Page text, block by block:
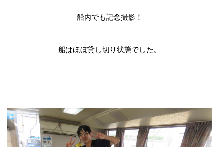
船内でも記念撮影！
船はほぼ貸し切り状態でした。